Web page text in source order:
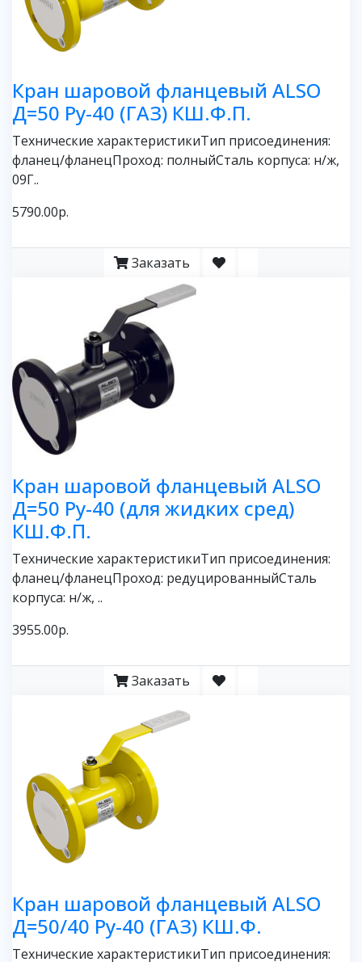
Кран шаровой фланцевый ALSO
Д=50 Ру-40 (ГАЗ) КШ.Ф.П.
Технические характеристикиТип присоединения:
фланец/фланецПроход: полныйСталь корпуса: н/ж,
09Г..
5790.00р.
Заказать
Кран шаровой фланцевый ALSO
Д=50 Ру-40 (для жидких сред)
КШ.Ф.П.
Технические характеристикиТип присоединения:
фланец/фланецПроход: редуцированныйСталь
корпуса: н/ж, ..
3955.00р.
Заказать
Кран шаровой фланцевый ALSO
Д=50/40 Ру-40 (ГАЗ) КШ.Ф.
Технические характеристикиТип присоединения: